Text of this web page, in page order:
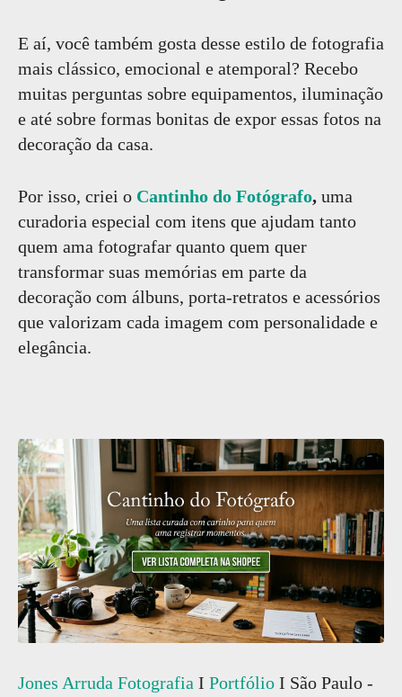
E aí, você também gosta desse estilo de fotografia
mais clássico, emocional e atemporal? Recebo
muitas perguntas sobre equipamentos, iluminação
e até sobre formas bonitas de expor essas fotos na
decoração da casa.
Por isso, criei o Cantinho do Fotógrafo, uma
curadoria especial com itens que ajudam tanto
quem ama fotografar quanto quem quer
transformar suas memórias em parte da
decoração com álbuns, porta-retratos e acessórios
que valorizam cada imagem com personalidade e
elegância.
Jones Arruda Fotografia I Portfólio I São Paulo -